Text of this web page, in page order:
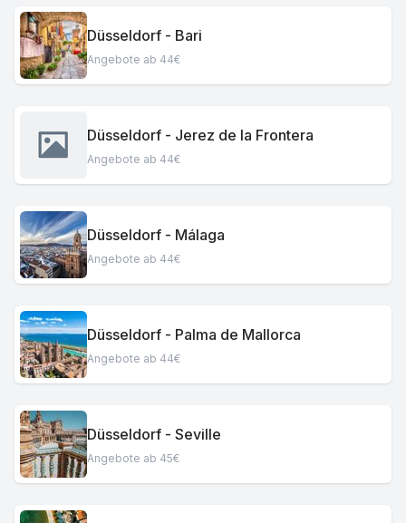
Düsseldorf - Bari
Angebote ab 44€
Düsseldorf - Jerez de la Frontera
Angebote ab 44€
Düsseldorf - Málaga
Angebote ab 44€
Düsseldorf - Palma de Mallorca
Angebote ab 44€
Düsseldorf - Seville
Angebote ab 45€